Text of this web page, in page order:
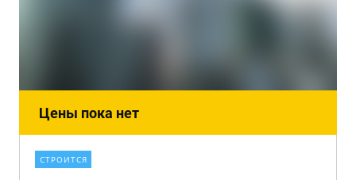
Цены пока нет
СТРОИТСЯ